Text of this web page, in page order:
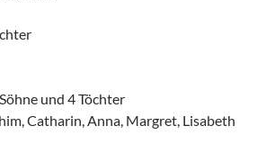
und 4 Töchter
Catharin, Anna, Margret, Lisabeth